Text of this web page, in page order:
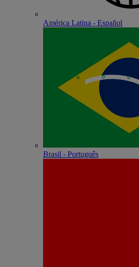
América Latina - Español
Brasil - Português